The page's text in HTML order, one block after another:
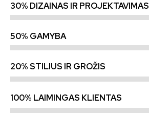
30% DIZAINAS IR PROJEKTAVIMAS
50% GAMYBA
20% STILIUS IR GROŽIS
100% LAIMINGAS KLIENTAS